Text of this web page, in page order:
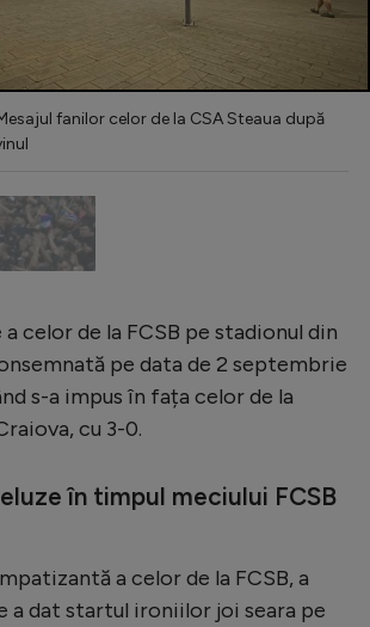
2024
în cont
Mesajul fanilor celor de la CSA Steaua după
celor de la FCSB pe stadionul din
pe data de 2 septembrie
s-a impus în fața celor de la
cu 3-0.
în timpul meciului FCSB
a celor de la FCSB, a
a dat startul ironiilor joi seara pe